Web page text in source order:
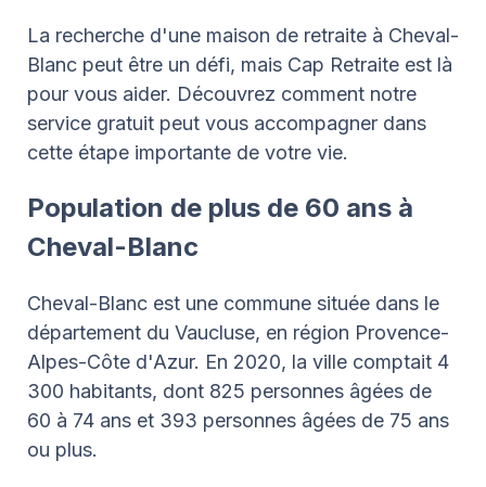
La recherche d'une maison de retraite à Cheval-
Blanc peut être un défi, mais Cap Retraite est là
pour vous aider. Découvrez comment notre
service gratuit peut vous accompagner dans
cette étape importante de votre vie.
Population de plus de 60 ans à
Cheval-Blanc
Cheval-Blanc est une commune située dans le
département du Vaucluse, en région Provence-
Alpes-Côte d'Azur. En 2020, la ville comptait 4
300 habitants, dont 825 personnes âgées de
60 à 74 ans et 393 personnes âgées de 75 ans
ou plus.